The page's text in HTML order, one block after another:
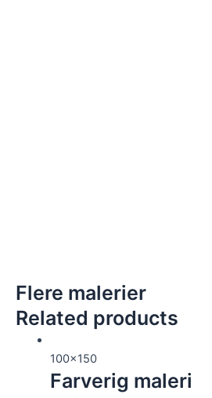
Flere malerier
Related products
100x150
Farverig maleri